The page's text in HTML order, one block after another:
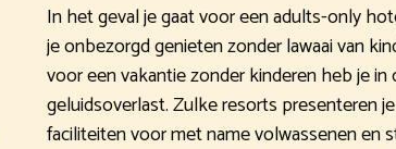
In het geval je gaat voor een adults-only
je onbezorgd genieten zonder lawaai van
voor een vakantie zonder kinderen heb je
geluidsoverlast. Zulke resorts presenteren
faciliteiten voor met name volwassenen en